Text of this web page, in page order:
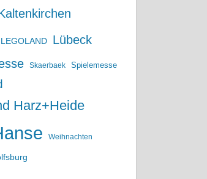
LEGOLAND Lübeck
Skaerbaek Spielemesse
Harz+Heide
Weihnachten